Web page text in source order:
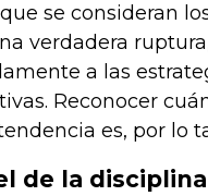
se consideran
verdadera
a las
Reconocer
es, por lo
de la disciplina